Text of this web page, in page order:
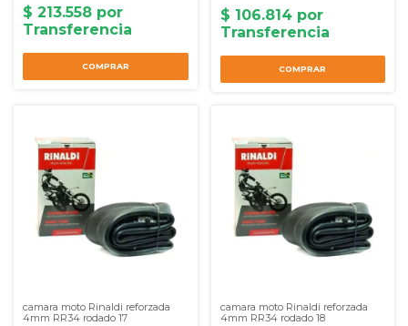
COMPRAR COMPRAR
camara moto Rinaldi reforzada
4mm RR34 rodado 17
camara moto Rinaldi reforzada
4mm RR34 rodado 18